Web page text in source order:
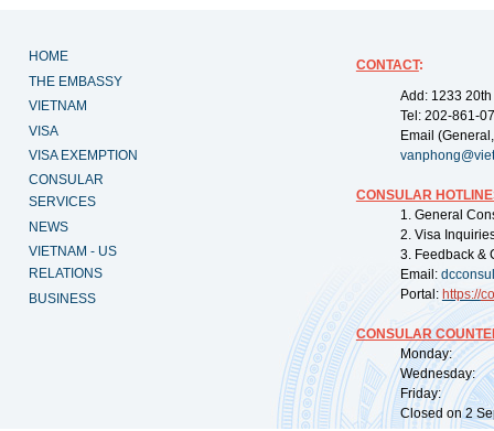
HOME
THE EMBASSY
VIETNAM
VISA
VISA EXEMPTION
CONSULAR
SERVICES
NEWS
VIETNAM - US
RELATIONS
BUSINESS
CONTACT:
Add: 1233
Tel: 202-861-
Email
CONSULAR
1. General
2. Visa
3. Feedback &
Email:
Portal: https://
CONSULAR
Monday:
Wednesday:
Friday:
Closed on 2